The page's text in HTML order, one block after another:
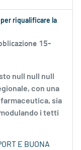
riqualificare la
15-
null null null
con una
sia
i tetti
E BUONA